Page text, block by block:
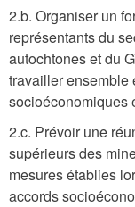
2.b. Organiser un
représentants du
autochtones et du
travailler ensemble
socioéconomiques
2.c. Prévoir une
supérieurs des
mesures établies
accords